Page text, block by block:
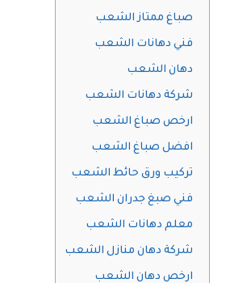
صباغ ممتاز الشعب
فني دهانات الشعب
دهان الشعب
شركة دهانات الشعب
ارخص صباغ الشعب
افضل صباغ الشعب
تركيب ورق حائط الشعب
فني صبغ جدران الشعب
معلم دهانات الشعب
شركة دهان منازل الشعب
ارخص دهان الشعب